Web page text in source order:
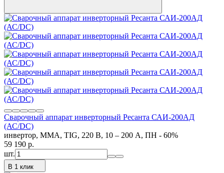
Сварочный аппарат инверторный Ресанта САИ-200АД
(АС/DC)
инвертор, MMA, TIG, 220 В, 10 – 200 А, ПН - 60%
59 190 p.
шт.
В 1 клик